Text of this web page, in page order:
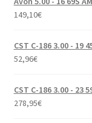
149,10€
CST C-186 3.00 - 19
52,96€
CST C-186 3.00 - 23
278,95€